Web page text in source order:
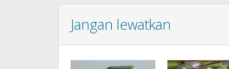
Jangan lewatkan